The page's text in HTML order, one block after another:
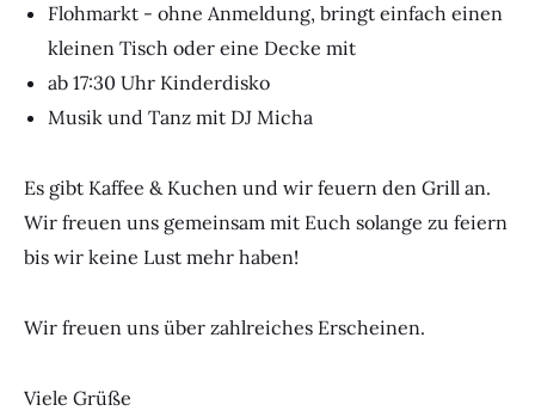
Flohmarkt - ohne Anmeldung, bringt einfach einen
kleinen Tisch oder eine Decke mit
ab 17:30 Uhr Kinderdisko
Musik und Tanz mit DJ Micha
Es gibt Kaffee & Kuchen und wir feuern den Grill an.
Wir freuen uns gemeinsam mit Euch solange zu feiern
bis wir keine Lust mehr haben!
Wir freuen uns über zahlreiches Erscheinen.
Viele Grüße